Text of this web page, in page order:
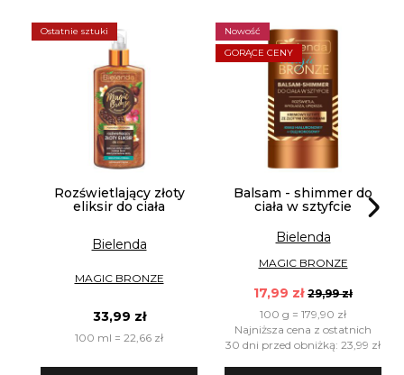
Ostatnie sztuki
Rozświetlający złoty
eliksir do ciała
Bielenda
MAGIC BRONZE
33,99 zł
100 ml = 22,66 zł
Nowość
GORĄCE CENY
Balsam - shimmer do
ciała w sztyfcie
Bielenda
MAGIC BRONZE
17,99 zł 29,99 zł
100 g = 179,90 zł
Najniższa cena z ostatnich
30 dni przed obniżką: 23,99 zł